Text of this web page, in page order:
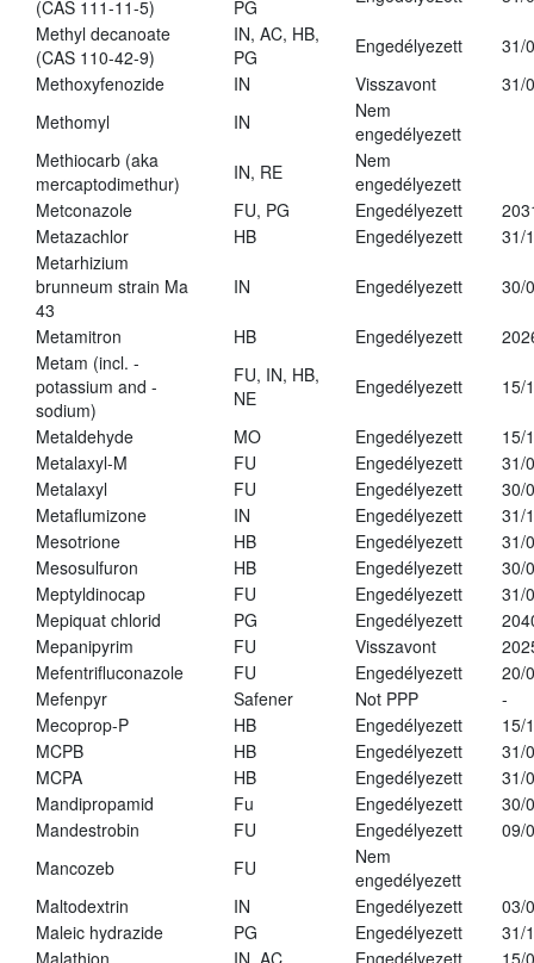
(CAS 111-11-5)
PG
Methyl decanoate
(CAS 110-42-9)
IN, AC, HB,
PG
Engedélyezett
31/
Methoxyfenozide
IN Visszavont
31/
Methomyl
IN
Nem
engedélyezett
Methiocarb (aka
mercaptodimethur)
IN, RE
Nem
engedélyezett
Metconazole
FU, PG Engedélyezett
Metazachlor
HB Engedélyezett
31/
Metarhizium
brunneum strain Ma
43
IN Engedélyezett 30/
Metamitron HB Engedélyezett
Metam (incl. -
potassium and -
sodium)
FU, IN, HB,
NE
Engedélyezett 15/
Metaldehyde MO Engedélyezett
15/
Metalaxyl-M
FU Engedélyezett
31/
Metalaxyl
FU Engedélyezett
30/
Metaflumizone
IN Engedélyezett
31/
Mesotrione
HB Engedélyezett
31/
Mesosulfuron
HB Engedélyezett
30/
Meptyldinocap
FU Engedélyezett
31/
Mepiquat chlorid
PG Engedélyezett
Mepanipyrim
FU Visszavont
Mefentrifluconazole
FU Engedélyezett
20/
Mefenpyr
Safener Not PPP
-
Mecoprop-P
HB Engedélyezett
15/
MCPB
HB Engedélyezett
31/
MCPA
HB Engedélyezett
31/
Mandipropamid
Fu Engedélyezett
30/
Mandestrobin
FU Engedélyezett
09/
Mancozeb
FU
Nem
engedélyezett
Maltodextrin
IN Engedélyezett
03/
Maleic hydrazide
PG Engedélyezett
31/